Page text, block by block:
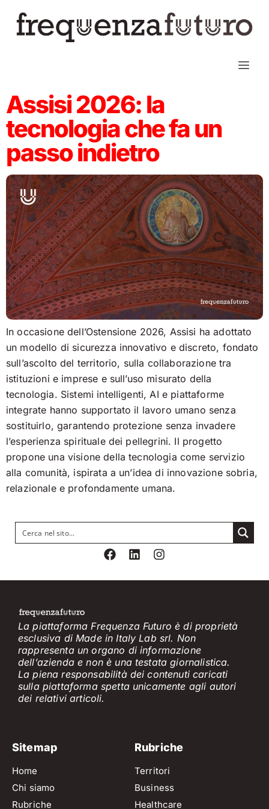
Assisi 2026: la
tecnologia che fa un
passo indietro
In occasione dell’Ostensione 2026, Assisi ha adottato
un modello di sicurezza innovativo e discreto, fondato
sull’ascolto del territorio, sulla collaborazione tra
istituzioni e imprese e sull’uso misurato della
tecnologia. Sistemi intelligenti, AI e piattaforme
integrate hanno supportato il lavoro umano senza
sostituirlo, garantendo protezione senza invadere
l’esperienza spirituale dei pellegrini. Il progetto
propone una visione della tecnologia come servizio
alla comunità, ispirata a un’idea di innovazione sobria,
relazionale e profondamente umana.
La piattaforma Frequenza Futuro è di proprietà
esclusiva di Made in Italy Lab srl. Non
rappresenta un organo di informazione
dell’azienda e non è una testata giornalistica.
La piena responsabilità dei contenuti caricati
sulla piattaforma spetta unicamente agli autori
dei relativiarticoli.
Sitemap
Home
Chi siamo
Rubriche
Rubriche
Territori
Business
Healthcare